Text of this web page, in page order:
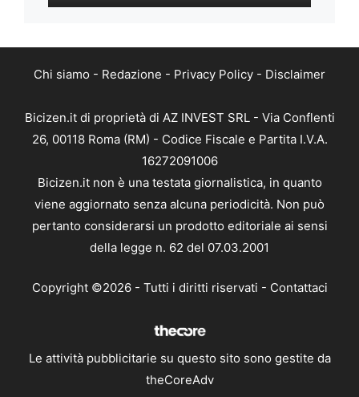
Chi siamo - Redazione - Privacy Policy - Disclaimer
Bicizen.it di proprietà di AZ INVEST SRL - Via Conflenti
26, 00118 Roma (RM) - Codice Fiscale e Partita I.V.A.
16272091006
Bicizen.it non è una testata giornalistica, in quanto
viene aggiornato senza alcuna periodicità. Non può
pertanto considerarsi un prodotto editoriale ai sensi
della legge n. 62 del 07.03.2001
Copyright ©2026 - Tutti i diritti riservati - Contattaci
Le attività pubblicitarie su questo sito sono gestite da
theCoreAdv